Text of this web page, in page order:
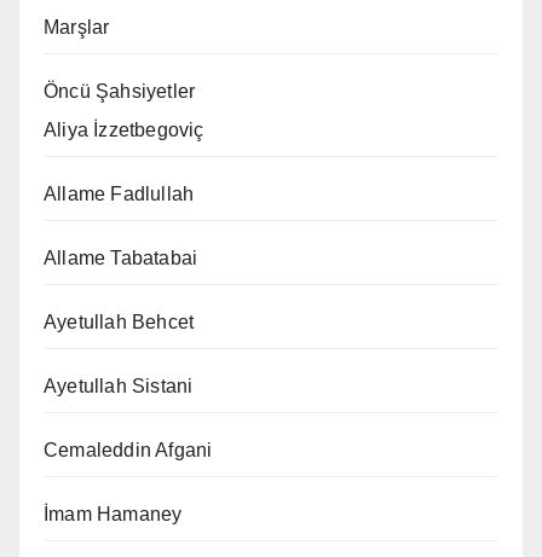
Marşlar
Öncü Şahsiyetler
Aliya İzzetbegoviç
Allame Fadlullah
Allame Tabatabai
Ayetullah Behcet
Ayetullah Sistani
Cemaleddin Afgani
İmam Hamaney